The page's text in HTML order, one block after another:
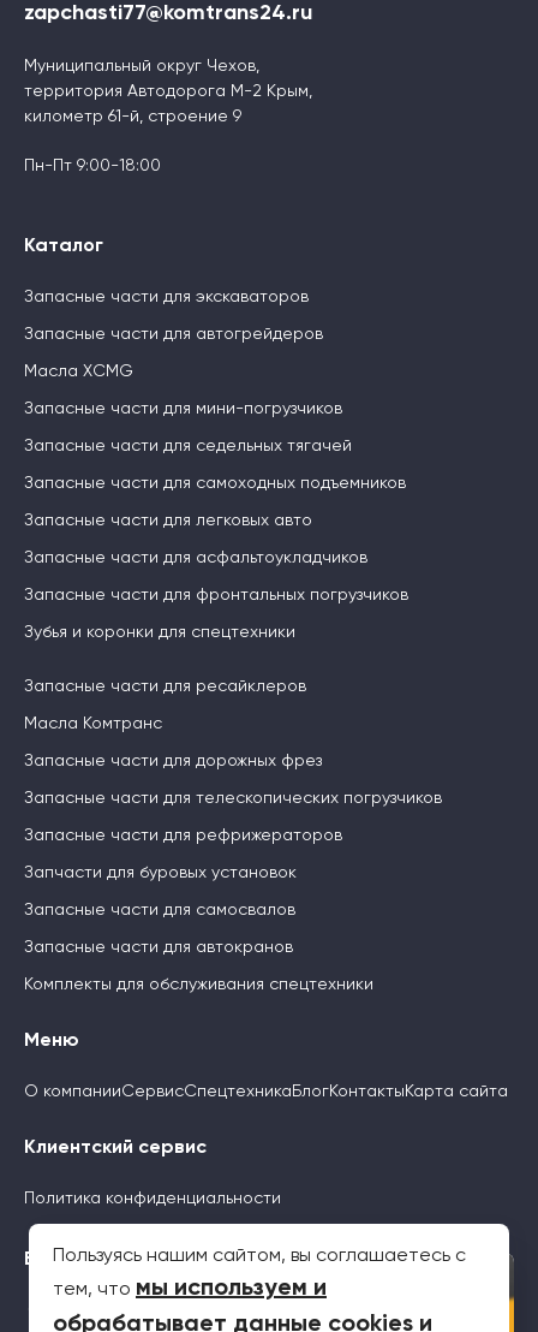
zapchasti77@komtrans24.ru
Муниципальный округ Чехов,
территория Автодорога М-2 Крым,
километр 61-й, строение 9
Пн-Пт 9:00-18:00
Каталог
Запасные части для экскаваторов
Запасные части для автогрейдеров
Масла XCMG
Запасные части для мини-погрузчиков
Запасные части для седельных тягачей
Запасные части для самоходных подъемников
Запасные части для легковых авто
Запасные части для асфальтоукладчиков
Запасные части для фронтальных погрузчиков
Зубья и коронки для спецтехники
Запасные части для ресайклеров
Масла Комтранс
Запасные части для дорожных фрез
Запасные части для телескопических погрузчиков
Запасные части для рефрижераторов
Запчасти для буровых установок
Запасные части для самосвалов
Запасные части для автокранов
Комплекты для обслуживания спецтехники
Меню
О компанииСервисСпецтехника БлогКонтакты Карта сайта
Клиентский сервис
Политика конфиденциальности
Будьте с нами
Пользуясь нашим сайтом, вы соглашаетесь с
тем, что мы используем и
обрабатывает данные cookies и